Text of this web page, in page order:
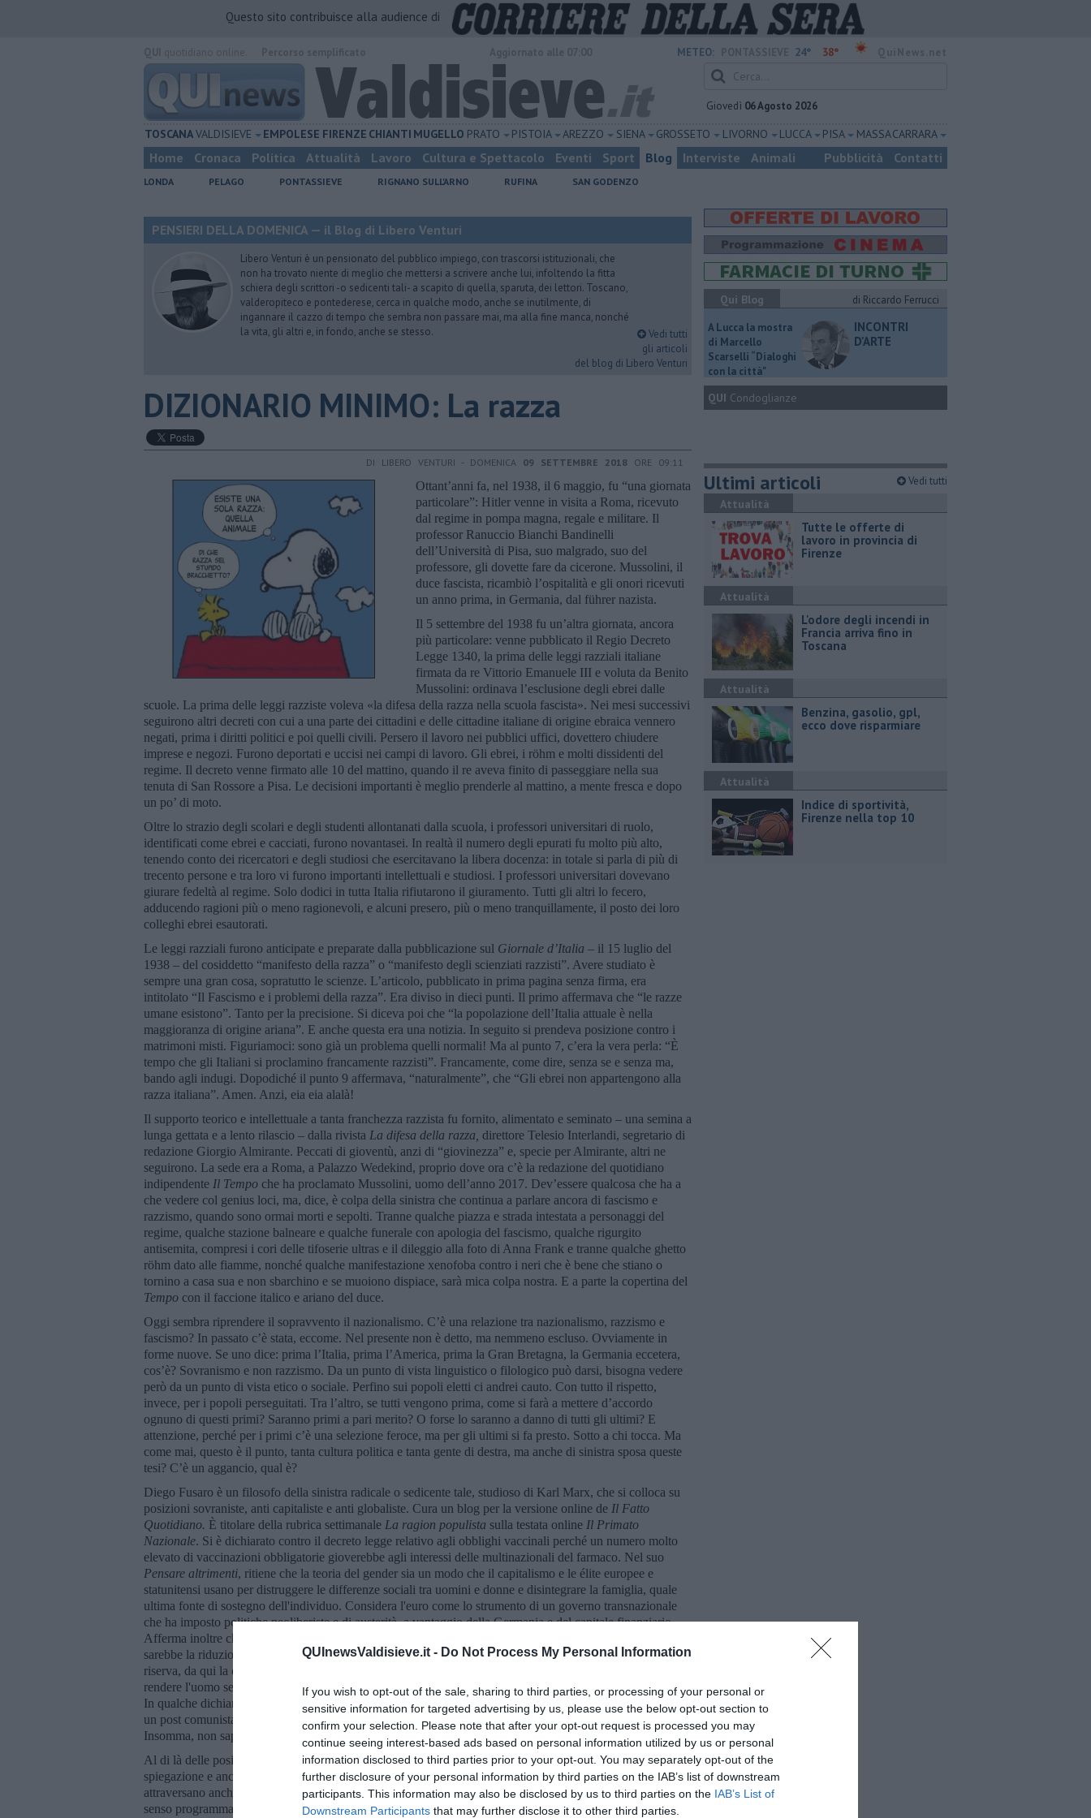
QUInewsValdisieve.it - Do Not Process My Personal Information
If you wish to opt-out of the sale, sharing to third parties, or processing of your personal or
sensitive information for targeted advertising by us, please use the below opt-out section to
confirm your selection. Please note that after your opt-out request is processed you may
continue seeing interest-based ads based on personal information utilized by us or personal
information disclosed to third parties prior to your opt-out. You may separately opt-out of the
further disclosure of your personal information by third parties on the IAB’s list of downstream
participants. This information may also be disclosed by us to third parties on the IAB’s List of
Downstream Participants that may further disclose it to other third parties.
Questo sito contribuisce alla audience di
METEO: 24° 38°
Giovedì 06 Agosto 2026
TOSCANAVALDISIEVE EMPOLESE FIRENZE CHIANTI MUGELLO PRATO PISTOIA AREZZO SIENA GROSSETO LIVORNO LUCCA PISA MASSA CARRARA
Home Cronaca Politica Attualità Lavoro Cultura e Spettacolo Eventi Sport Blog Interviste Animali Pubblicità Contatti
LONDA PELAGO PONTASSIEVE RIGNANO SULL'ARNO RUFINA SAN GODENZO
PENSIERI DELLA DOMENICA — il Blog di Libero Venturi
Libero Venturi è un pensionato del pubblico impiego, con trascorsi istituzionali, che
non ha trovato niente di meglio che mettersi a scrivere anche lui, infoltendo la fitta
schiera degli scrittori -o sedicenti tali- a scapito di quella, sparuta, dei lettori. Toscano,
valderopiteco e pontederese, cerca in qualche modo, anche se inutilmente, di
ingannare il cazzo di tempo che sembra non passare mai, ma alla fine manca, nonché
la vita, gli altri e, in fondo, anche se stesso.
Vedi tutti
gli articoli
del blog di Libero Venturi
DIZIONARIO MINIMO: La razza
DI LIBERO VENTURI - DOMENICA 09 SETTEMBRE 2018 ORE 09:11
Ottant’anni fa, nel 1938, il 6 maggio, fu “una giornata
particolare”: Hitler venne in visita a Roma, ricevuto
dal regime in pompa magna, regale e militare. Il
professor Ranuccio Bianchi Bandinelli
dell’Università di Pisa, suo malgrado, suo del
professore, gli dovette fare da cicerone. Mussolini, il
duce fascista, ricambiò l’ospitalità e gli onori ricevuti
un anno prima, in Germania, dal führer nazista.
Il 5 settembre del 1938 fu un’altra giornata, ancora
più particolare: venne pubblicato il Regio Decreto
Legge 1340, la prima delle leggi razziali italiane
firmata da re Vittorio Emanuele III e voluta da Benito
Mussolini: ordinava l’esclusione degli ebrei dalle
scuole. La prima delle leggi razziste voleva «la difesa della razza nella scuola fascista». Nei mesi successivi
seguirono altri decreti con cui a una parte dei cittadini e delle cittadine italiane di origine ebraica vennero
negati, prima i diritti politici e poi quelli civili. Persero il lavoro nei pubblici uffici, dovettero chiudere
imprese e negozi. Furono deportati e uccisi nei campi di lavoro. Gli ebrei, i röhm e molti dissidenti del
regime. Il decreto venne firmato alle 10 del mattino, quando il re aveva finito di passeggiare nella sua
tenuta di San Rossore a Pisa. Le decisioni importanti è meglio prenderle al mattino, a mente fresca e dopo
un po’ di moto.
Oltre lo strazio degli scolari e degli studenti allontanati dalla scuola, i professori universitari di ruolo,
identificati come ebrei e cacciati, furono novantasei. In realtà il numero degli epurati fu molto più alto,
tenendo conto dei ricercatori e degli studiosi che esercitavano la libera docenza: in totale si parla di più di
trecento persone e tra loro vi furono importanti intellettuali e studiosi. I professori universitari dovevano
giurare fedeltà al regime. Solo dodici in tutta Italia rifiutarono il giuramento. Tutti gli altri lo fecero,
adducendo ragioni più o meno ragionevoli, e alcuni presero, più o meno tranquillamente, il posto dei loro
colleghi ebrei esautorati.
Le leggi razziali furono anticipate e preparate dalla pubblicazione sul Giornale d’Italia – il 15 luglio del
1938 – del cosiddetto “manifesto della razza” o “manifesto degli scienziati razzisti”. Avere studiato è
sempre una gran cosa, sopratutto le scienze. L’articolo, pubblicato in prima pagina senza firma, era
intitolato “Il Fascismo e i problemi della razza”. Era diviso in dieci punti. Il primo affermava che “le razze
umane esistono”. Tanto per la precisione. Si diceva poi che “la popolazione dell’Italia attuale è nella
maggioranza di origine ariana”. E anche questa era una notizia. In seguito si prendeva posizione contro i
matrimoni misti. Figuriamoci: sono già un problema quelli normali! Ma al punto 7, c’era la vera perla: “È
tempo che gli Italiani si proclamino francamente razzisti”. Francamente, come dire, senza se e senza ma,
bando agli indugi. Dopodiché il punto 9 affermava, “naturalmente”, che “Gli ebrei non appartengono alla
razza italiana”. Amen. Anzi, eia eia alalà!
Il supporto teorico e intellettuale a tanta franchezza razzista fu fornito, alimentato e seminato – una semina a
lunga gettata e a lento rilascio – dalla rivista La difesa della razza, direttore Telesio Interlandi, segretario di
redazione Giorgio Almirante. Peccati di gioventù, anzi di “giovinezza” e, specie per Almirante, altri ne
seguirono. La sede era a Roma, a Palazzo Wedekind, proprio dove ora c’è la redazione del quotidiano
indipendente Il Tempo che ha proclamato Mussolini, uomo dell’anno 2017. Dev’essere qualcosa che ha a
che vedere col genius loci, ma, dice, è colpa della sinistra che continua a parlare ancora di fascismo e
razzismo, quando sono ormai morti e sepolti. Tranne qualche piazza e strada intestata a personaggi del
regime, qualche stazione balneare e qualche funerale con apologia del fascismo, qualche rigurgito
antisemita, compresi i cori delle tifoserie ultras e il dileggio alla foto di Anna Frank e tranne qualche ghetto
röhm dato alle fiamme, nonché qualche manifestazione xenofoba contro i neri che è bene che stiano o
tornino a casa sua e non sbarchino e se muoiono dispiace, sarà mica colpa nostra. E a parte la copertina del
Tempo con il faccione italico e ariano del duce.
Oggi sembra riprendere il sopravvento il nazionalismo. C’è una relazione tra nazionalismo, razzismo e
fascismo? In passato c’è stata, eccome. Nel presente non è detto, ma nemmeno escluso. Ovviamente in
forme nuove. Se uno dice: prima l’Italia, prima l’America, prima la Gran Bretagna, la Germania eccetera,
cos’è? Sovranismo e non razzismo. Da un punto di vista linguistico o filologico può darsi, bisogna vedere
però da un punto di vista etico o sociale. Perfino sui popoli eletti ci andrei cauto. Con tutto il rispetto,
invece, per i popoli perseguitati. Tra l’altro, se tutti vengono prima, come si farà a mettere d’accordo
ognuno di questi primi? Saranno primi a pari merito? O forse lo saranno a danno di tutti gli ultimi? E
attenzione, perché per i primi c’è una selezione feroce, ma per gli ultimi si fa presto. Sotto a chi tocca. Ma
come mai, questo è il punto, tanta cultura politica e tanta gente di destra, ma anche di sinistra sposa queste
tesi? C’è un aggancio, qual è?
Diego Fusaro è un filosofo della sinistra radicale o sedicente tale, studioso di Karl Marx, che si colloca su
posizioni sovraniste, anti capitaliste e anti globaliste. Cura un blog per la versione online de Il Fatto
Quotidiano. È titolare della rubrica settimanale La ragion populista sulla testata online Il Primato
Nazionale. Si è dichiarato contro il decreto legge relativo agli obblighi vaccinali perché un numero molto
elevato di vaccinazioni obbligatorie gioverebbe agli interessi delle multinazionali del farmaco. Nel suo
Pensare altrimenti, ritiene che la teoria del gender sia un modo che il capitalismo e le élite europee e
statunitensi usano per distruggere le differenze sociali tra uomini e donne e disintegrare la famiglia, quale
ultima fonte di sostegno dell'individuo. Considera l'euro come lo strumento di un governo transnazionale
che ha imposto politiche neoliberiste e di austerità, a vantaggio della Germania e del capitale finanziario.
Afferma inoltre che è in atto una manovra sovranazionale indirizzata a ottenere due obiettivi. Il primo
sarebbe la riduzione del salario e l'abbattimento dei diritti dei lavoratori tramite un esercito industriale di
riserva, da qui la contrarietà all’immigrazione; il secondo si identificherebbe nella volontà del capitale di
rendere l'uomo senza identità e senza radici, così da poterlo condizionare e spostare a proprio piacimento.
In qualche dichiarazione sui media, appare un nostalgico dell’URSS. Come possiamo definirlo, in sintesi:
un post comunista conservatore? Un rivoluzionario reazionario? Internazionalista proletario non è.
Insomma, non saprei.
Al di là delle posizioni politiche e filosofiche intellettuali, auliche e singolari, queste motivazioni danno una
spiegazione e anche una giustificazione a modi di pensare popolari che vengono da sinistra, ma
attraversano anche la destra. Specie in un mondo in cui si pensa che sinistra e destra non abbiano più alcun
senso programmatico e identitario. Queste argomentazioni si sommano a quelle di una “cultura” di destra
Qui Blog
di Riccardo Ferrucci
A Lucca la mostra
di Marcello
Scarselli “Dialoghi
con la città"
INCONTRI
D'ARTE
QUI Condoglianze
Ultimi articoli Vedi tutti
Attualità
​Tutte le offerte di
lavoro in provincia di
Firenze
Attualità
L'odore degli incendi in
Francia arriva fino in
Toscana
Attualità
​Benzina, gasolio, gpl,
ecco dove risparmiare
Attualità
Indice di sportività,
Firenze nella top 10